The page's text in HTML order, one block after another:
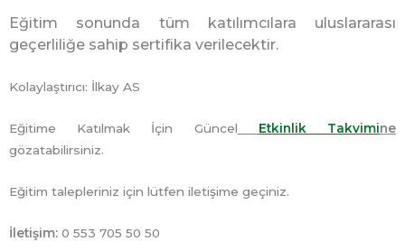
Eğitim sonunda tüm katılımcılara uluslararası
geçerliliğe sahip sertifika verilecektir.
Kolaylaştırıcı: İlkay AS
Eğitime Katılmak İçin Güncel Etkinlik Takvimine
gözatabilirsiniz.
Eğitim talepleriniz için lütfen iletişime geçiniz.
İletişim: 0 553 705 50 50